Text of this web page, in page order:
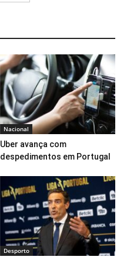
Nacional
Uber avança com
despedimentos em Portugal
Desporto